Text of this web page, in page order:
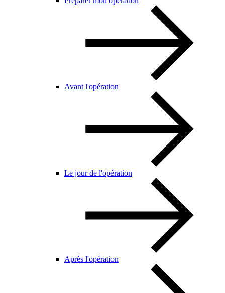
Avant l'opération
Le jour de l'opération
Après l'opération